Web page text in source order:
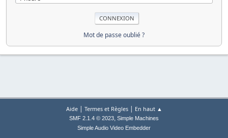
Mot de passe oublié ?
Aide| Termes et Règles| En haut ▲
SMF 2.1.4 © 2023, Simple Machines
Simple Audio Video Embedder